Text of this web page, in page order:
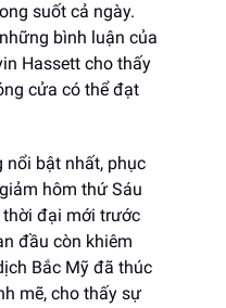
suốt cả ngày.
bình luận của
Hassett cho thấy
cửa có thể đạt
nổi bật nhất, phục
hôm thứ Sáu
đại mới trước
đầu còn khiêm
Bắc Mỹ đã thúc
mẽ, cho thấy sự